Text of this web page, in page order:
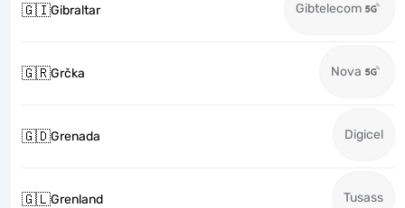
🇬🇮Gibraltar Gibtelecom
🇬🇷Grčka Nova
🇬🇩Grenada Digicel
🇬🇱Grenland Tusass